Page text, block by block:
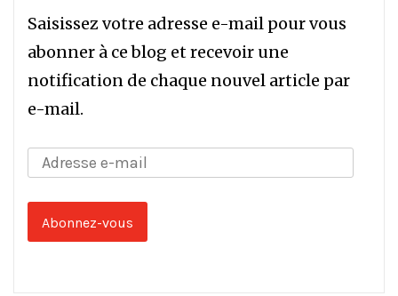
Saisissez votre adresse e-mail pour vous
abonner à ce blog et recevoir une
notification de chaque nouvel article par
e-mail.
Adresse
mail
Abonnez-vous